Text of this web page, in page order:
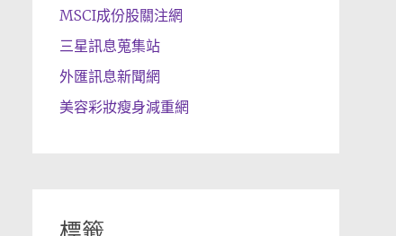
MSCI成份股關注網
三星訊息蒐集站
外匯訊息新聞網
美容彩妝瘦身減重網